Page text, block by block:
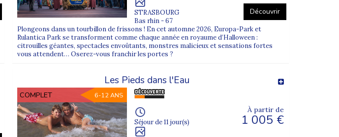
STRASBOURG
Bas rhin - 67
Découvrir
Plongeons dans un tourbillon de frissons ! En cet automne 2026, Europa-Park et
Rulantica Park se transforment comme chaque année en royaume d’Halloween :
citrouilles géantes, spectacles envoûtants, monstres malicieux et sensations fortes
vous attendent… Oserez-vous franchir les portes ?
Les Pieds dans l'Eau
COMPLET 6-12 ANS
Séjour de 11 jour(s)
À partir de
1 005 €